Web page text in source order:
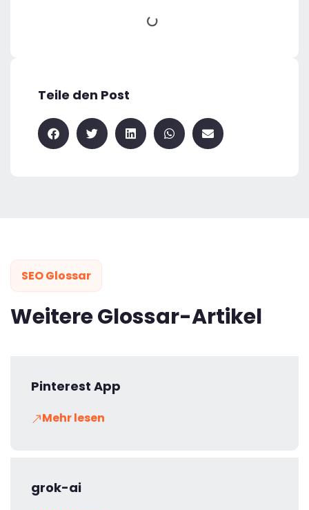
Teile den Post
SEO Glossar
Weitere Glossar-Artikel
Pinterest App
Mehr lesen
grok-ai